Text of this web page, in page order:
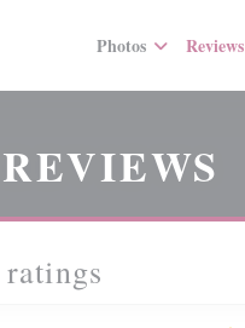
Photos Reviews
REVIEWS